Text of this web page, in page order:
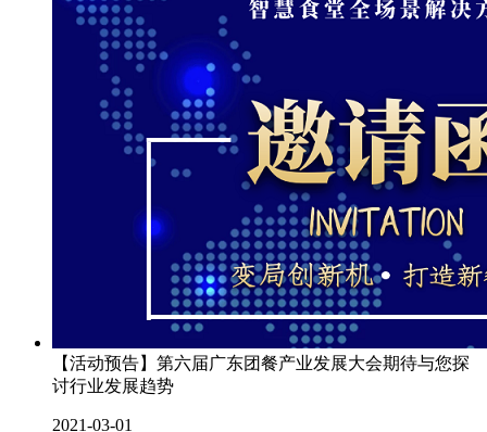
【活动预告】第六届广东团餐产业发展大会期待与您探
讨行业发展趋势
2021-03-01